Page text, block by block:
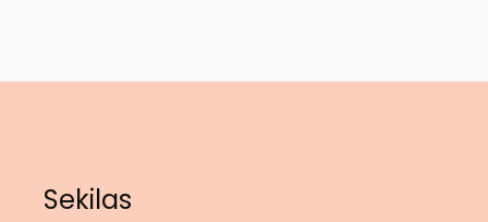
Sekilas